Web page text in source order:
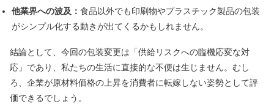
他業界への波及： 食品以外でも印刷物やプラスチック製品の包装
がシンプル化する動きが出てくるかもしれません。
結論として、今回の包装変更は「供給リスクへの臨機応変な対
応」であり、私たちの生活に直接的な不便は生じません。むし
ろ、企業が原材料価格の上昇を消費者に転嫁しない姿勢として評
価できるでしょう。